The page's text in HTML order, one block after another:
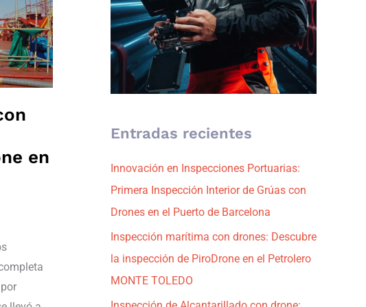
en
:
Entradas recientes
Innovación en Inspecciones Portuarias:
Primera Inspección Interior de Grúas con
Drones en el Puerto de Barcelona
Inspección marítima con drones: Descubre
la inspección de PiroDrone en el Petrolero
MONTE TOLEDO